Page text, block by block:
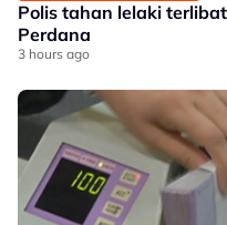
Polis tahan lelaki
Perdana
3 hours ago